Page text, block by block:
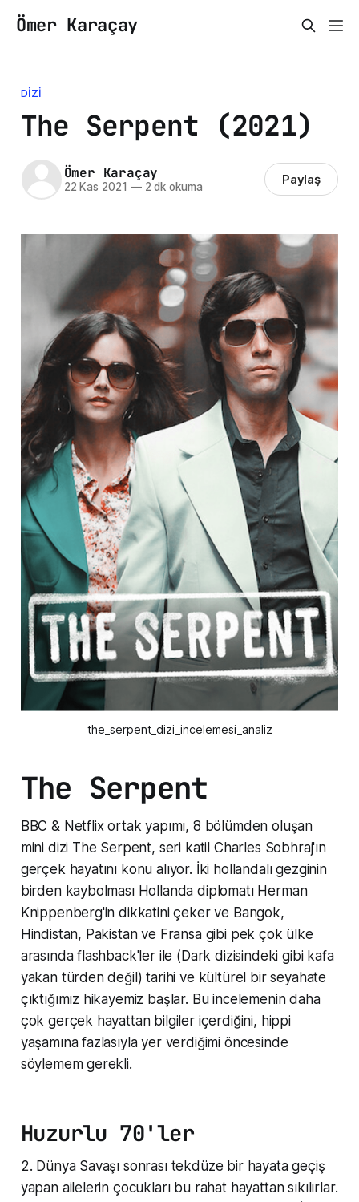
Ömer Karaçay
DIZI
The Serpent (2021)
Ömer Karaçay
22 Kas 2021 —2 dk okuma Paylaş
the_serpent_dizi_incelemesi_analiz
The Serpent
BBC & Netflix ortak yapımı, 8 bölümden oluşan
mini dizi The Serpent, seri katil Charles Sobhraj'ın
gerçek hayatını konu alıyor. İki hollandalı gezginin
birden kaybolması Hollanda diplomatı Herman
Knippenberg'in dikkatini çeker ve Bangok,
Hindistan, Pakistan ve Fransa gibi pek çok ülke
arasında flashback'ler ile (Dark dizisindeki gibi kafa
yakan türden değil) tarihi ve kültürel bir seyahate
çıktığımız hikayemiz başlar. Bu incelemenin daha
çok gerçek hayattan bilgiler içerdiğini, hippi
yaşamına fazlasıyla yer verdiğimi öncesinde
söylemem gerekli.
Huzurlu 70'ler
2. Dünya Savaşı sonrası tekdüze bir hayata geçiş
yapan ailelerin çocukları bu rahat hayattan sıkılırlar.